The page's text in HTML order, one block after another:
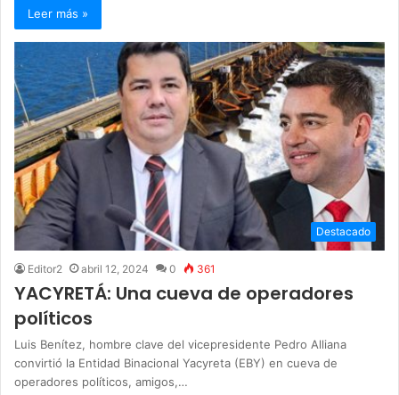
Leer más »
Destacado
Editor2 abril 12, 2024 0 361
YACYRETÁ: Una cueva de operadores
políticos
Luis Benítez, hombre clave del vicepresidente Pedro Alliana
convirtió la Entidad Binacional Yacyreta (EBY) en cueva de
operadores políticos, amigos,…